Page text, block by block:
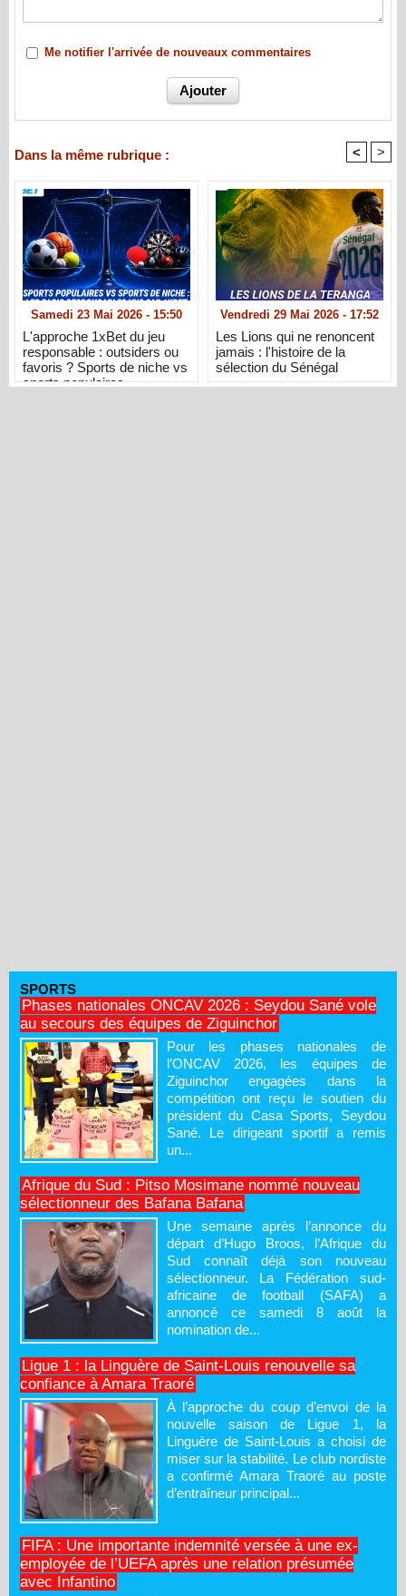
Me notifier l'arrivée de nouveaux commentaires
Dans la même rubrique : < >
Samedi 23 Mai 2026 - 15:50
L'approche 1xBet du jeu
responsable : outsiders ou
favoris ? Sports de niche vs
sports populaires
Vendredi 29 Mai 2026 - 17:52
Les Lions qui ne renoncent
jamais : l'histoire de la
sélection du Sénégal
SPORTS
Phases nationales ONCAV 2026 : Seydou Sané vole
au secours des équipes de Ziguinchor
Pour les phases nationales de
l’ONCAV 2026, les équipes de
Ziguinchor engagées dans la
compétition ont reçu le soutien du
président du Casa Sports, Seydou
Sané. Le dirigeant sportif a remis
un...
Afrique du Sud : Pitso Mosimane nommé nouveau
sélectionneur des Bafana Bafana
Une semaine après l’annonce du
départ d’Hugo Broos, l’Afrique du
Sud connaît déjà son nouveau
sélectionneur. La Fédération sud-
africaine de football (SAFA) a
annoncé ce samedi 8 août la
nomination de...
Ligue 1 : la Linguère de Saint-Louis renouvelle sa
confiance à Amara Traoré
À l’approche du coup d’envoi de la
nouvelle saison de Ligue 1, la
Linguère de Saint-Louis a choisi de
miser sur la stabilité. Le club nordiste
a confirmé Amara Traoré au poste
d’entraîneur principal...
FIFA : Une importante indemnité versée à une ex-
employée de l’UEFA après une relation présumée
avec Infantino